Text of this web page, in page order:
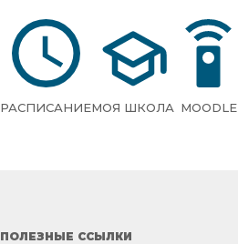
РАСПИСАНИЕМОЯ ШКОЛА MOODLE
ПОЛЕЗНЫЕ ССЫЛКИ